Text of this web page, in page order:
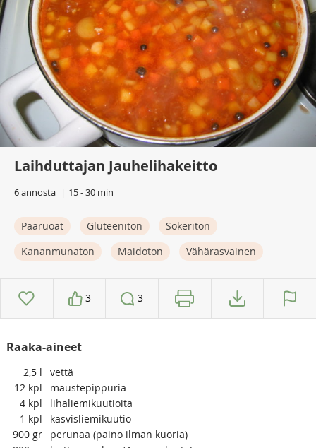
Laihduttajan Jauhelihakeitto
6 annosta 15 - 30 min
Pääruoat Gluteeniton
Sokeriton
Kananmunaton
Maidoton Vähärasvainen
3 3
Raaka-aineet
2,5 l
vettä
12 kpl
maustepippuria
4 kpl
lihaliemikuutioita
1 kpl
kasvisliemikuutio
900 gr
perunaa (paino ilman kuoria)